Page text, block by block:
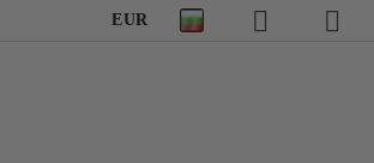
EUR